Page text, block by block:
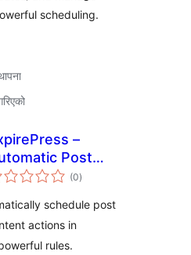
scheduling.
–
Post
for
(0कुल
रेटिङ्गहरू
)
schedule post
actions in
rules.